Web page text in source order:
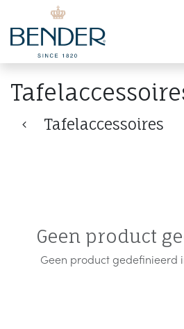
Overslaan naar inhoud
Tafelaccessoires
Geen product
Geen product gedefinieerd